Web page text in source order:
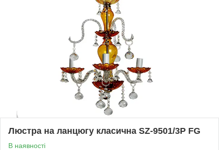
Люстра на ланцюгу класична SZ-9501/3P FG
В наявності